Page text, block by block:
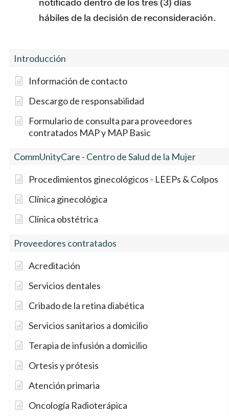
Introducción
Información de contacto
Descargo de responsabilidad
Formulario de consulta para proveedores
contratados MAP y MAP Basic
CommUnityCare - Centro de Salud de la Mujer
Procedimientos ginecológicos - LEEPs & Colpos
Clínica ginecológica
Clínica obstétrica
Proveedores contratados
Acreditación
Servicios dentales
Cribado de la retina diabética
Servicios sanitarios a domicilio
Terapia de infusión a domicilio
Ortesis y prótesis
Atención primaria
Oncología Radioterápica
notificado dentro de los tres (3) días
hábiles de la decisión de reconsideración.